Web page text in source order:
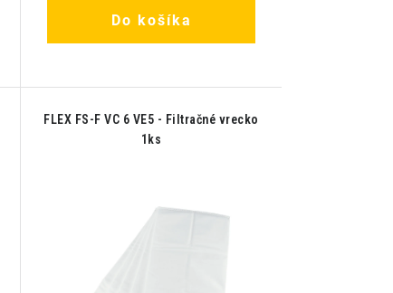
Do košíka
FLEX FS-F VC 6 VE5 - Filtračné vrecko
1ks